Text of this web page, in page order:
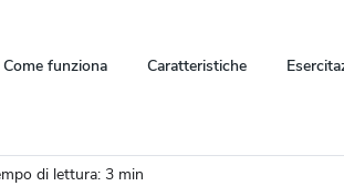
Come funziona Caratteristiche
di lettura: 3 min